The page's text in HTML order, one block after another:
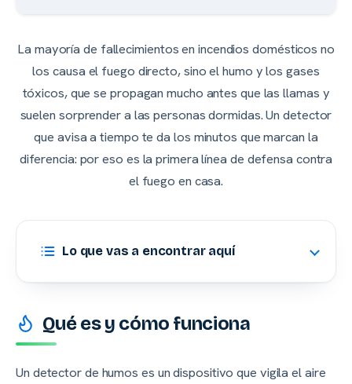
La mayoría de fallecimientos en incendios domésticos no
los causa el fuego directo, sino el humo y los gases
tóxicos, que se propagan mucho antes que las llamas y
suelen sorprender a las personas dormidas. Un detector
que avisa a tiempo te da los minutos que marcan la
diferencia: por eso es la primera línea de defensa contra
el fuego en casa.
Lo que vas a encontrar aquí
Qué es y cómo funciona
Un detector de humos es un dispositivo que vigila el aire